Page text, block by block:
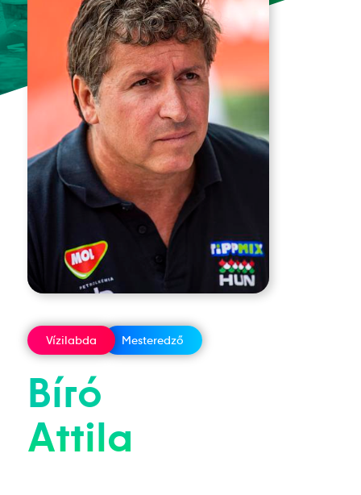
Vízilabda Mesteredző
Bíró
Attila